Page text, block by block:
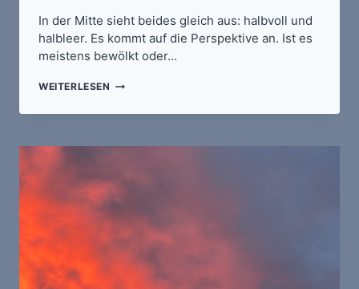
In der Mitte sieht beides gleich aus: halbvoll und
halbleer. Es kommt auf die Perspektive an. Ist es
meistens bewölkt oder…
WEITERLESEN SCHON
/